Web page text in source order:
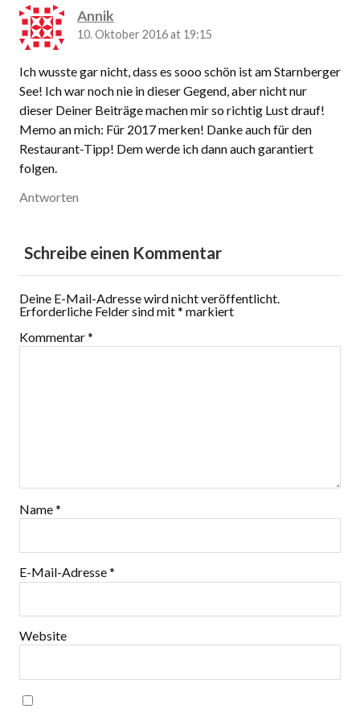
Annik
10. Oktober 2016 at 19:15
Ich wusste gar nicht, dass es sooo schön ist am Starnberger
See! Ich war noch nie in dieser Gegend, aber nicht nur
dieser Deiner Beiträge machen mir so richtig Lust drauf!
Memo an mich: Für 2017 merken! Danke auch für den
Restaurant-Tipp! Dem werde ich dann auch garantiert
folgen.
Antworten
Schreibe einen Kommentar
Deine E-Mail-Adresse wird nicht veröffentlicht.
Erforderliche Felder sind mit* markiert
Kommentar*
Name*
E-Mail-Adresse*
Website